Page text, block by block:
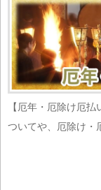
【厄年・厄除け厄
ついてや、厄除け・